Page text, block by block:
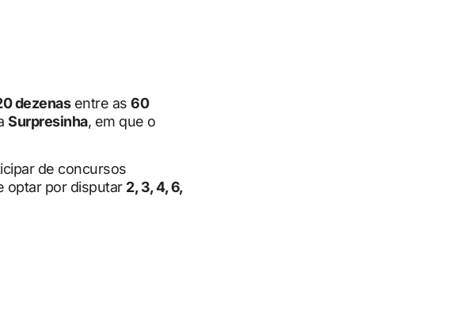
dezenasentre as 60
Surpresinha, em que o
de concursos
optar por disputar 2, 3, 4, 6,